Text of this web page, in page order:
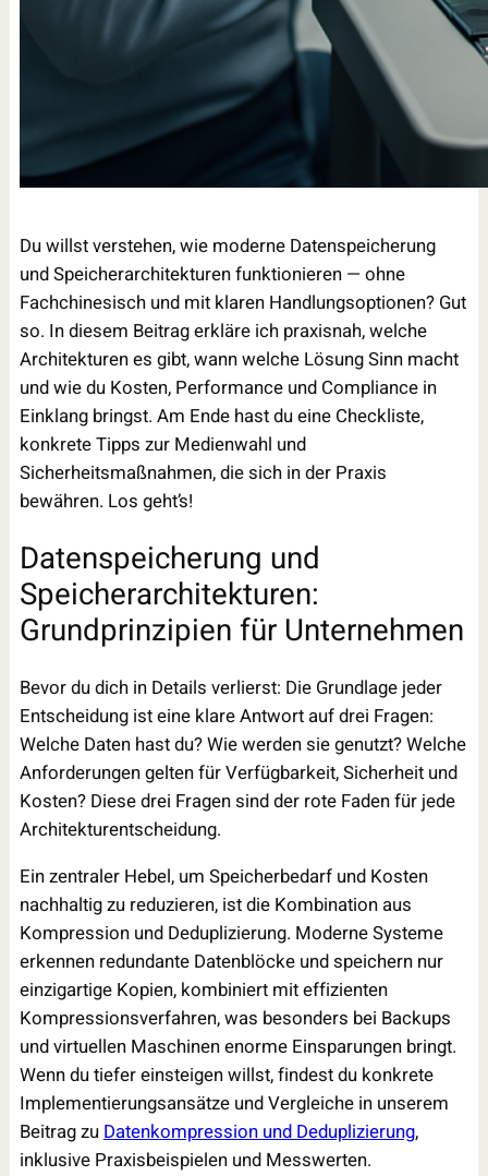
Du willst verstehen, wie moderne Datenspeicherung
und Speicherarchitekturen funktionieren — ohne
Fachchinesisch und mit klaren Handlungsoptionen? Gut
so. In diesem Beitrag erkläre ich praxisnah, welche
Architekturen es gibt, wann welche Lösung Sinn macht
und wie du Kosten, Performance und Compliance in
Einklang bringst. Am Ende hast du eine Checkliste,
konkrete Tipps zur Medienwahl und
Sicherheitsmaßnahmen, die sich in der Praxis
bewähren. Los geht’s!
Datenspeicherung und
Speicherarchitekturen:
Grundprinzipien für Unternehmen
Bevor du dich in Details verlierst: Die Grundlage jeder
Entscheidung ist eine klare Antwort auf drei Fragen:
Welche Daten hast du? Wie werden sie genutzt? Welche
Anforderungen gelten für Verfügbarkeit, Sicherheit und
Kosten? Diese drei Fragen sind der rote Faden für jede
Architekturentscheidung.
Ein zentraler Hebel, um Speicherbedarf und Kosten
nachhaltig zu reduzieren, ist die Kombination aus
Kompression und Deduplizierung. Moderne Systeme
erkennen redundante Datenblöcke und speichern nur
einzigartige Kopien, kombiniert mit effizienten
Kompressionsverfahren, was besonders bei Backups
und virtuellen Maschinen enorme Einsparungen bringt.
Wenn du tiefer einsteigen willst, findest du konkrete
Implementierungsansätze und Vergleiche in unserem
Beitrag zuDatenkompression und Deduplizierung,
inklusive Praxisbeispielen und Messwerten.